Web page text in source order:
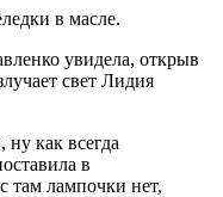
в масле.
увидела, открыв
свет Лидия
как всегда
в
там лампочки нет,